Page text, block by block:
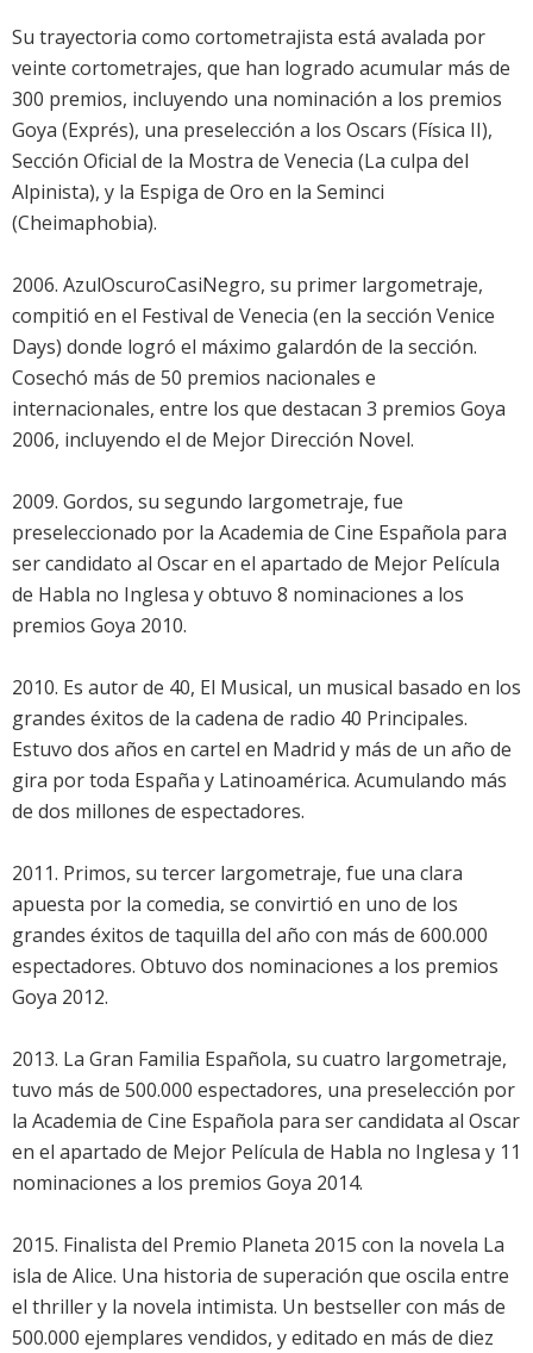
Su trayectoria como cortometrajista está avalada por
veinte cortometrajes, que han logrado acumular más de
300 premios, incluyendo una nominación a los premios
Goya (Exprés), una preselección a los Oscars (Física II),
Sección Oficial de la Mostra de Venecia (La culpa del
Alpinista), y la Espiga de Oro en la Seminci
(Cheimaphobia).
2006. AzulOscuroCasiNegro, su primer largometraje,
compitió en el Festival de Venecia (en la sección Venice
Days) donde logró el máximo galardón de la sección.
Cosechó más de 50 premios nacionales e
internacionales, entre los que destacan 3 premios Goya
2006, incluyendo el de Mejor Dirección Novel.
2009. Gordos, su segundo largometraje, fue
preseleccionado por la Academia de Cine Española para
ser candidato al Oscar en el apartado de Mejor Película
de Habla no Inglesa y obtuvo 8 nominaciones a los
premios Goya 2010.
2010. Es autor de 40, El Musical, un musical basado en los
grandes éxitos de la cadena de radio 40 Principales.
Estuvo dos años en cartel en Madrid y más de un año de
gira por toda España y Latinoamérica. Acumulando más
de dos millones de espectadores.
2011. Primos, su tercer largometraje, fue una clara
apuesta por la comedia, se convirtió en uno de los
grandes éxitos de taquilla del año con más de 600.000
espectadores. Obtuvo dos nominaciones a los premios
Goya 2012.
2013. La Gran Familia Española, su cuatro largometraje,
tuvo más de 500.000 espectadores, una preselección por
la Academia de Cine Española para ser candidata al Oscar
en el apartado de Mejor Película de Habla no Inglesa y 11
nominaciones a los premios Goya 2014.
2015. Finalista del Premio Planeta 2015 con la novela La
isla de Alice. Una historia de superación que oscila entre
el thriller y la novela intimista. Un bestseller con más de
500.000 ejemplares vendidos, y editado en más de diez